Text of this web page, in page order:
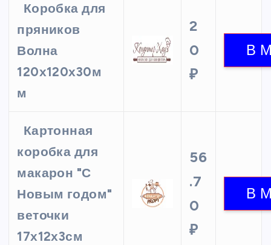
Коробка для
пряников
Волна
120х120х30м
м
2
0
₽
Картонная
коробка для
макарон "С
Новым годом"
веточки
17х12х3см
56
.7
0
₽